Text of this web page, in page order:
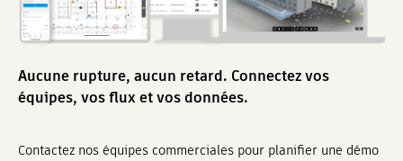
Aucune rupture, aucun retard. Connectez vos
équipes, vos flux et vos données.
Contactez nos équipes commerciales pour planifier une démo